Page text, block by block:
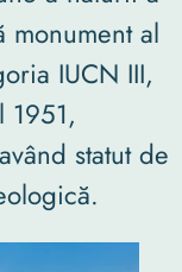
monument al
IUCN III,
1951,
statut de